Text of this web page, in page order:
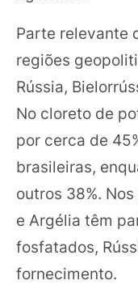
Parte relevante
regiões
Rússia,
No cloreto de
por cerca de
brasileiras,
outros 38%.
e Argélia têm
fosfatados,
fornecimento.